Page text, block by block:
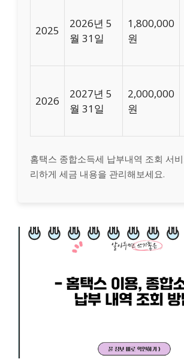
2025
2026년 5
월 31일
1,800,000
원
2026
2027년 5
월 31일
2,000,000
원
홈택스 종합소득세 납부내역 조회 서
리하게 세금 내용을 관리해보세요.